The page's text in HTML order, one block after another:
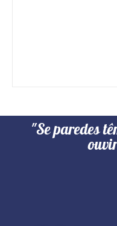
"Se paredes